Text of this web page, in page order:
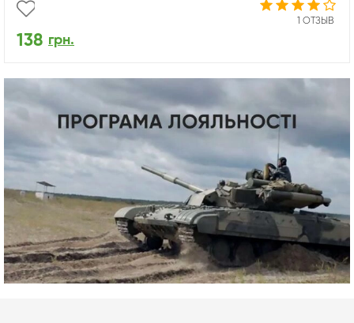
1 ОТЗЫВ
138 грн.